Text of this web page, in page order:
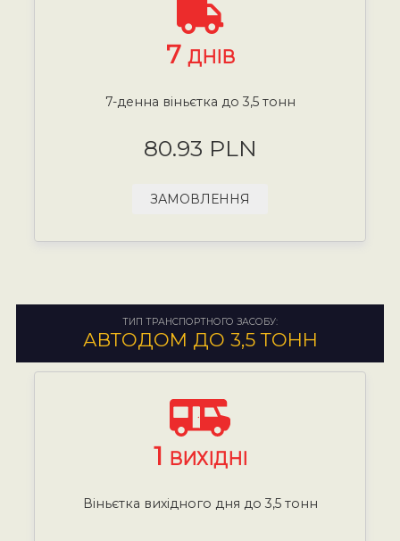
7 ДНІВ
7-денна віньєтка до 3,5 тонн
80.93 PLN
ЗАМОВЛЕННЯ
ТИП ТРАНСПОРТНОГО ЗАСОБУ:
АВТОДОМ ДО 3,5 ТОНН
1 ВИХІДНІ
Віньєтка вихідного дня до 3,5 тонн